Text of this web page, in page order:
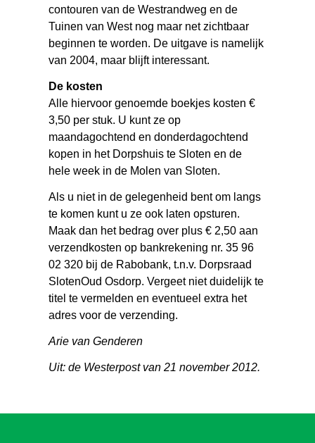
contouren van de Westrandweg en de
Tuinen van West nog maar net zichtbaar
beginnen te worden. De uitgave is namelijk
van 2004, maar blijft interessant.
De kosten
Alle hiervoor genoemde boekjes kosten €
3,50 per stuk. U kunt ze op
maandagochtend en donderdagochtend
kopen in het Dorpshuis te Sloten en de
hele week in de Molen van Sloten.
Als u niet in de gelegenheid bent om langs
te komen kunt u ze ook laten opsturen.
Maak dan het bedrag over plus € 2,50 aan
verzendkosten op bankrekening nr. 35 96
02 320 bij de Rabobank, t.n.v. Dorpsraad
SlotenOud Osdorp. Vergeet niet duidelijk te
titel te vermelden en eventueel extra het
adres voor de verzending.
Arie van Genderen
Uit: de Westerpost van 21 november 2012.